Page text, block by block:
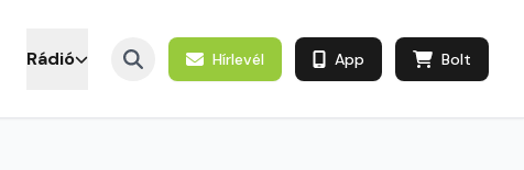
Rádió Hírlevél App Bolt